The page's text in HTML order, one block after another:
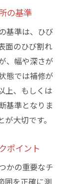
工事の選
ンクリー
要な理由
産価値に与
の被害を
の基準
基準は、ひび
面のひび割れ
、幅や深さが
態では補修が
上、もしくは
基準となりま
大切です。
ポイント
かの重要なチ
囲を正確に測